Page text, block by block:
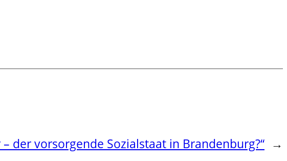
der vorsorgende Sozialstaat in Brandenburg?“ →